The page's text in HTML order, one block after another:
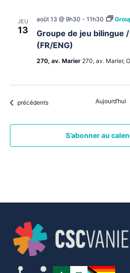
JEU
13
Groupe de jeu bilingue
(FR/ENG)
août 13 @ 9h30 - 11h30
270, av. Marier 270, av. Marier,
Évènements
précédents Aujourd’hui
S’abonner au